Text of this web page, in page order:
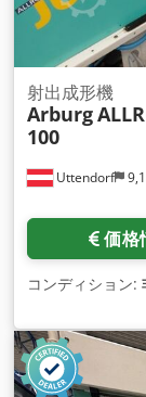
Uttendorf
射出成形機
Arburg
100
価格
コンディション: